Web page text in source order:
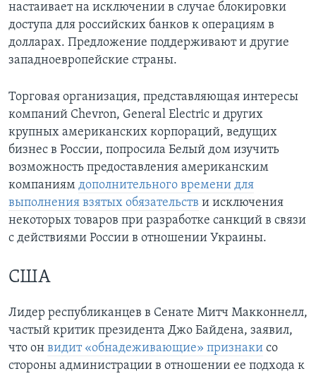
настаивает на исключении в случае блокировки
доступа для российских банков к операциям в
долларах. Предложение поддерживают и другие
западноевропейские страны.
Торговая организация, представляющая интересы
компаний Chevron, General Electric и других
крупных американских корпораций, ведущих
бизнес в России, попросила Белый дом изучить
возможность предоставления американским
компаниям дополнительного времени для
выполнения взятых обязательств и исключения
некоторых товаров при разработке санкций в связи
с действиями России в отношении Украины.
США
Лидер республиканцев в Сенате Митч Макконнелл,
частый критик президента Джо Байдена, заявил,
что он видит «обнадеживающие» признаки со
стороны администрации в отношении ее подхода к